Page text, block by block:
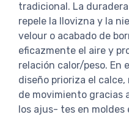
tradicional. La
repele la llovizna y la
velour o acabado de
eficazmente el aire y
relación calor/peso. En
diseño prioriza el
de movimiento gracias
los ajus- tes en moldes